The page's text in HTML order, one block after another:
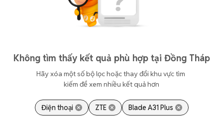
Không tìm thấy kết quả phù hợp tại Đồng Tháp
Hãy xóa một số bộ lọc hoặc thay đổi khu vực tìm
kiếm để xem nhiều kết quả hơn
Điện thoại ZTE Blade A31 Plus